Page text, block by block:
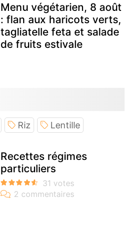
Menu végétarien, 8 août
: flan aux haricots verts,
tagliatelle feta et salade
de fruits estivale
Riz Lentille
Recettes régimes
particuliers